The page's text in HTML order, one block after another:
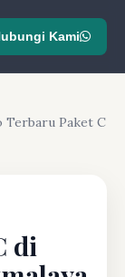
Kami
Terbaru Paket C
di